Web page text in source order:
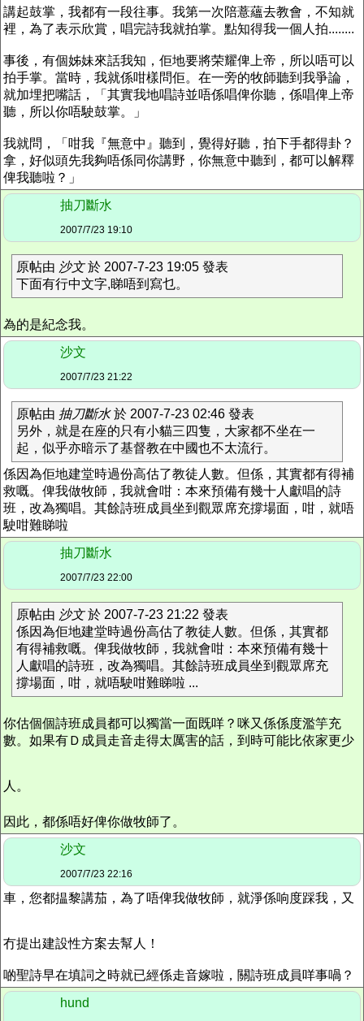
講起鼓掌，我都有一段往事。我第一次陪薏蘊去教會，不知就
裡，為了表示欣賞，唱完詩我就拍掌。點知得我一個人拍........
事後，有個姊妹來話我知，佢地要將荣耀俾上帝，所以唔可以
拍手掌。當時，我就係咁樣問佢。在一旁的牧師聽到我爭論，
就加埋把嘴話，「其實我地唱詩並唔係唱俾你聽，係唱俾上帝
聽，所以你唔駛鼓掌。」
我就問，「咁我『無意中』聽到，覺得好聽，拍下手都得卦？
拿，好似頭先我夠唔係同你講野，你無意中聽到，都可以解釋
俾我聽啦？」
抽刀斷水
2007/7/23 19:10
原帖由 沙文於 2007-7-23 19:05 發表
下面有行中文字,睇唔到寫乜。
為的是紀念我。
沙文
2007/7/23 21:22
原帖由 抽刀斷水於 2007-7-23 02:46 發表
另外，就是在座的只有小貓三四隻，大家都不坐在一
起，似乎亦暗示了基督教在中國也不太流行。
係因為佢地建堂時過份高估了教徒人數。但係，其實都有得補
救嘅。俾我做牧師，我就會咁：本來預備有幾十人獻唱的詩
班，改為獨唱。其餘詩班成員坐到觀眾席充撐場面，咁，就唔
駛咁難睇啦
抽刀斷水
2007/7/23 22:00
原帖由 沙文於 2007-7-23 21:22 發表
係因為佢地建堂時過份高估了教徒人數。但係，其實都
有得補救嘅。俾我做牧師，我就會咁：本來預備有幾十
人獻唱的詩班，改為獨唱。其餘詩班成員坐到觀眾席充
撐場面，咁，就唔駛咁難睇啦 ...
你估個個詩班成員都可以獨當一面既咩？咪又係係度濫竽充
數。如果有Ｄ成員走音走得太厲害的話，到時可能比依家更少
人。
因此，都係唔好俾你做牧師了。
沙文
2007/7/23 22:16
車，您都揾黎講茄，為了唔俾我做牧師，就淨係响度踩我，又
冇提出建設性方案去幫人！
啲聖詩早在填詞之時就已經係走音嫁啦，關詩班成員咩事喎？
hund